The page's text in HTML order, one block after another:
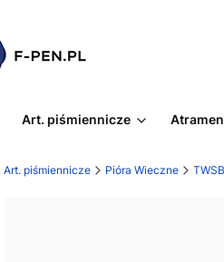
Art. piśmiennicze
Art. piśmiennicze Pióra Wieczne